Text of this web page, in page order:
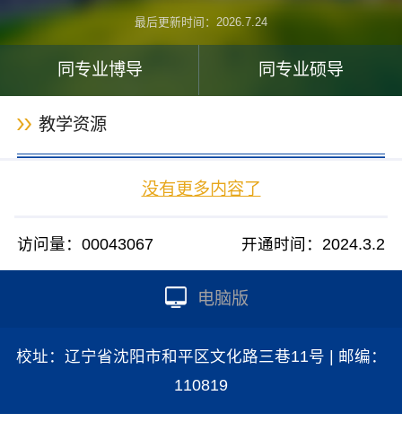
最后更新时间： 2026.7.24
同专业博导 同专业硕导
教学资源
没有更多内容了
访问量：00043067 开通时间： 2024.3.2
电脑版
校址：辽宁省沈阳市和平区文化路三巷11号 | 邮编：
110819